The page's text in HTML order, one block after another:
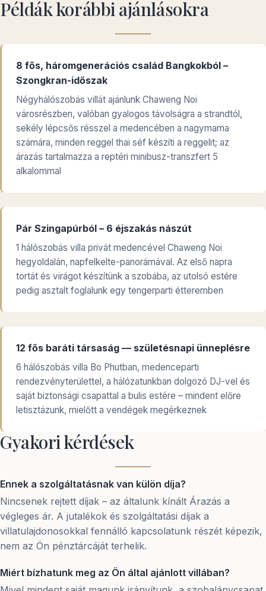
Példák korábbi ajánlásokra
8 fős, háromgenerációs család Bangkokból –
Szongkran-időszak
Négyhálószobás villát ajánlunk Chaweng Noi
városrészben, valóban gyalogos távolságra a strandtól,
sekély lépcsős résszel a medencében a nagymama
számára, minden reggel thai séf készíti a reggelit; az
árazás tartalmazza a reptéri minibusz-transzfert 5
alkalommal
Pár Szingapúrból – 6 éjszakás nászút
1 hálószobás villa privát medencével Chaweng Noi
hegyoldalán, napfelkelte-panorámával. Az első napra
tortát és virágot készítünk a szobába, az utolsó estére
pedig asztalt foglalunk egy tengerparti étteremben
12 fős baráti társaság — születésnapi ünneplésre
6 hálószobás villa Bo Phutban, medenceparti
rendezvényterülettel, a hálózatunkban dolgozó DJ-vel és
saját biztonsági csapattal a bulis estére – mindent előre
letisztázunk, mielőtt a vendégek megérkeznek
Gyakori kérdések
Ennek a szolgáltatásnak van külön díja?
Nincsenek rejtett díjak – az általunk kínált Árazás a
végleges ár. A jutalékok és szolgáltatási díjak a
villatulajdonosokkal fennálló kapcsolatunk részét képezik,
nem az Ön pénztárcáját terhelik.
Miért bízhatunk meg az Ön által ajánlott villában?